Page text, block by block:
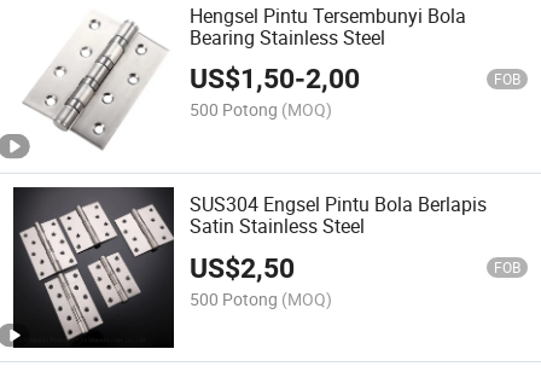
Hengsel Pintu Tersembunyi Bola
Bearing Stainless Steel
US$1,50-2,00 FOB
500 Potong (MOQ)
SUS304 Engsel Pintu Bola Berlapis
Satin Stainless Steel
US$2,50 FOB
500 Potong (MOQ)